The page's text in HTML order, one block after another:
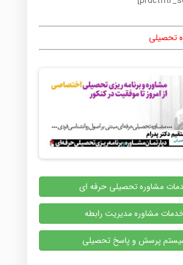
تحصیلی
مشاوره تحصیلی حرفه ای
مشاوره مدیریت رابطه
پرسش و پاسخ تحصیلی